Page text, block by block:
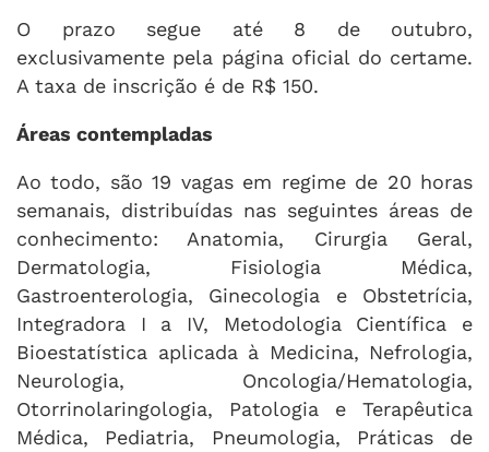
O prazo segue até 8 de outubro,
exclusivamente pela página oficial do certame.
A taxa de inscrição é de R$ 150.
Áreas contempladas
Ao todo, são 19 vagas em regime de 20 horas
semanais, distribuídas nas seguintes áreas de
conhecimento: Anatomia, Cirurgia Geral,
Dermatologia, Fisiologia Médica,
Gastroenterologia, Ginecologia e Obstetrícia,
Integradora I a IV, Metodologia Científica e
Bioestatística aplicada à Medicina, Nefrologia,
Neurologia, Oncologia/Hematologia,
Otorrinolaringologia, Patologia e Terapêutica
Médica, Pediatria, Pneumologia, Práticas de